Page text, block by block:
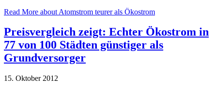
Read More about Atomstrom teurer als Ökostrom
Preisvergleich zeigt: Echter Ökostrom in
77 von 100 Städten günstiger als
Grundversorger
15. Oktober 2012